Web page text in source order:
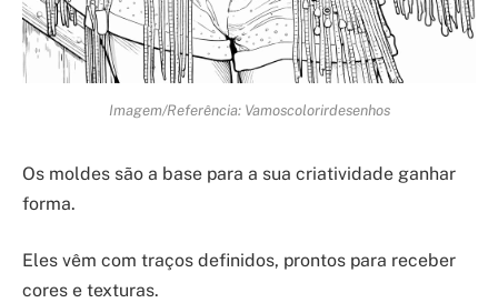
Imagem/Referência: Vamoscolorirdesenhos
Os moldes são a base para a sua criatividade ganhar
forma.
Eles vêm com traços definidos, prontos para receber
cores e texturas.